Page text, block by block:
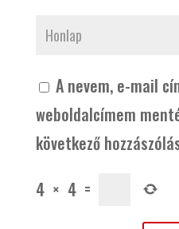
A nevem, e-mail
weboldalcímem
következő
4 × 4 =